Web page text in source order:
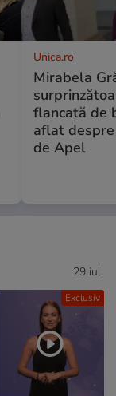
Unica.ro
Mirabela
flancată de
aflat
de Apel
Exclusiv
29 iul.